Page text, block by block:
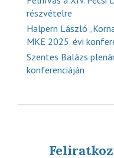
részvételre
Halpern László
MKE 2025. évi
Szentes Balázs
konferenciáján